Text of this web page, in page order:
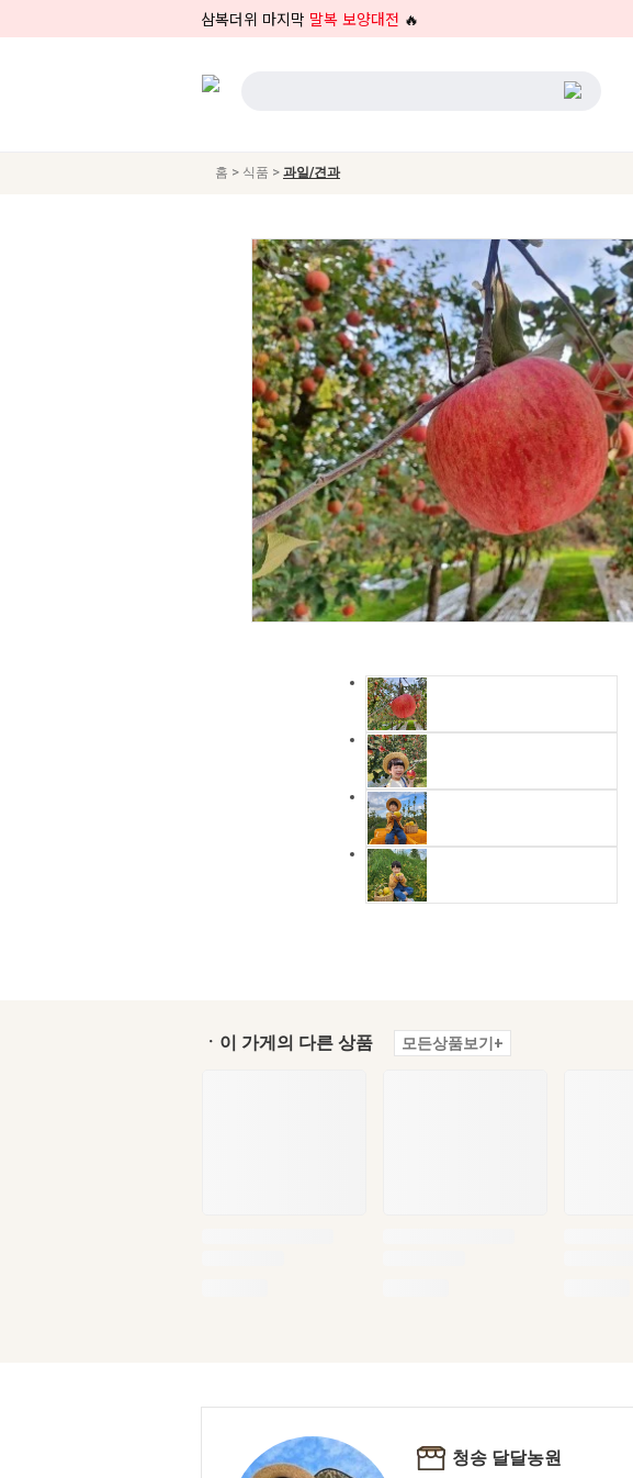
삼복더위 마지막 말복 보양대전 🔥
홈 > 식품 > 과일/견과
ㆍ이 가게의 다른 상품 모든상품보기+
청송 달달농원